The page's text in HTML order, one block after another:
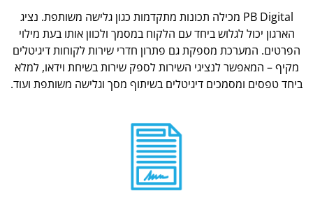
PB Digital מכילה תכונות מתקדמות כגון גלישה משותפת. נציג
הארגון יכול לגלוש ביחד עם הלקוח במסמך ולכוון אותו בעת מילוי
הפרטים. המערכת מספקת גם פתרון חדרי שירות לקוחות דיגיטלים
מקיף – המאפשר לנציגי השירות לספק שירות בשיחת וידאו, למלא
ביחד טפסים ומסמכים דיגיטלים בשיתוף מסך וגלישה משותפת ועוד.